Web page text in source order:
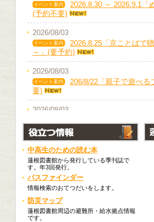
イベント案内
2026.8.30 ～ 2026.9.1「
(予約不要)
2026/08/03
イベント案内
2026.8.25「京ことばで
～」(要予約)
2026/08/03
イベント案内
206/8/22「親子で遊べ
要)
2026/08/03
要)
2026/08/01
イベント案内
2026.8.7「大人のため
約)
2026/08/01
イベント案内
2026/08/01
中高生のための読む本
蓮根図書館から発行している季刊誌で
す。年3回発行。
パスファインダー
情報検索のおてつだいをします。
防災マップ
蓮根図書館周辺の避難所・給水拠点情報
です。